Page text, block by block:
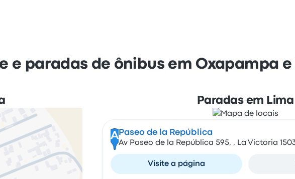
e paradas de ônibus em Oxapampa e
Paradas em Lima
A Paseo de la República
Av Paseo de la República 595, , La Victoria
Visite a página